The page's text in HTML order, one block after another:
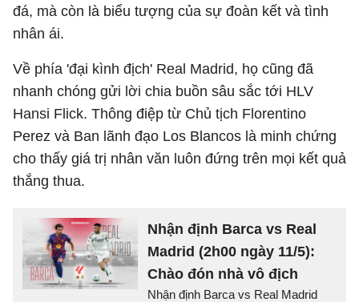
đá, mà còn là biểu tượng của sự đoàn kết và tình
nhân ái.
Về phía 'đại kình địch' Real Madrid, họ cũng đã
nhanh chóng gửi lời chia buồn sâu sắc tới HLV
Hansi Flick. Thông điệp từ Chủ tịch Florentino
Perez và Ban lãnh đạo Los Blancos là minh chứng
cho thấy giá trị nhân văn luôn đứng trên mọi kết quả
thắng thua.
Nhận định Barca vs Real
Madrid (2h00 ngày 11/5):
Chào đón nhà vô địch
Nhận định Barca vs Real Madrid